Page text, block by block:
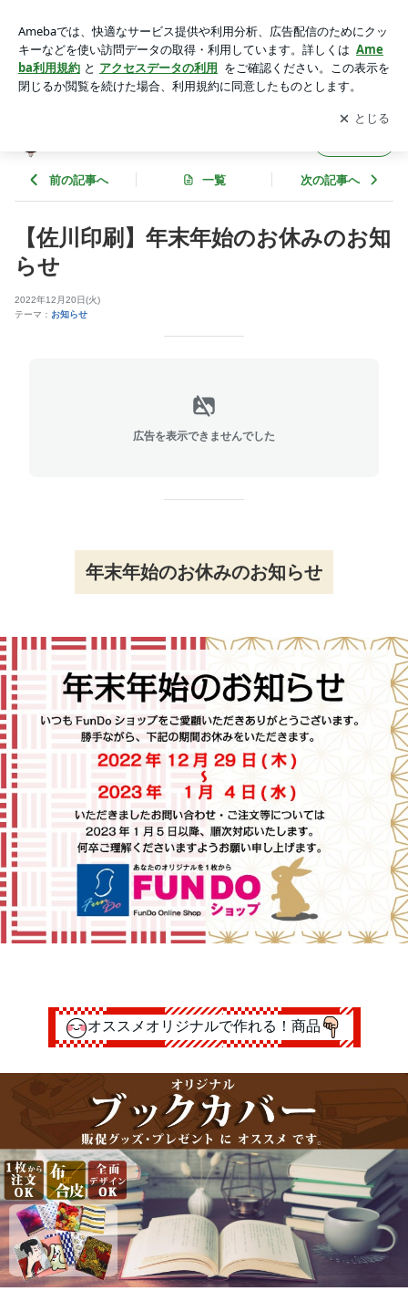
刷部録／フンドウショップ
アプリをダウンロードして ブログの更新通知
を受け取りまし
ょう。
開く
前の記事へ 一覧 次の記事へ
【佐川印刷】年末年始のお休みのお知
らせ
2022年12月20日(火)
テーマ： お知らせ
広告を表示できませんでした
年末年始のお休みのお知らせ
オススメオリジナルで作れる！商品